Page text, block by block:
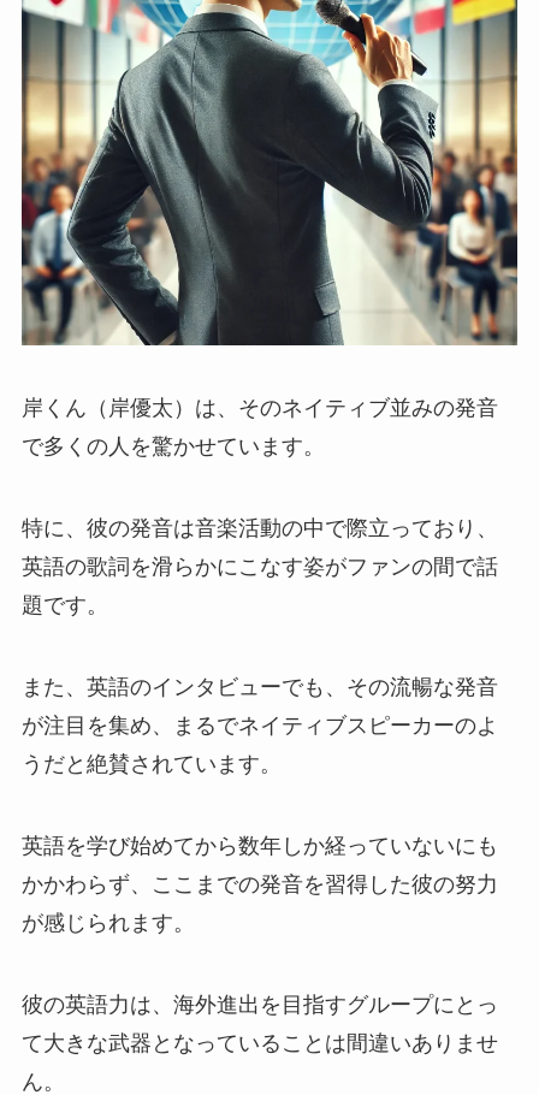
岸くん（岸優太）は、そのネイティブ並みの発音
で多くの人を驚かせています。
特に、彼の発音は音楽活動の中で際立っており、
英語の歌詞を滑らかにこなす姿がファンの間で話
題です。
また、英語のインタビューでも、その流暢な発音
が注目を集め、まるでネイティブスピーカーのよ
うだと絶賛されています。
英語を学び始めてから数年しか経っていないにも
かかわらず、ここまでの発音を習得した彼の努力
が感じられます。
彼の英語力は、海外進出を目指すグループにとっ
て大きな武器となっていることは間違いありませ
ん。